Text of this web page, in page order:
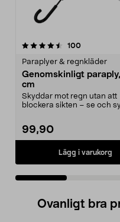
100recensioner
Paraplyer & regnkläder
Genomskinligt
cm
Skyddar mot regn utan att
blockera sikten – se och
99,90
Lägg i varukorg
4.0 av 5 stjärnor
Ovanligt bra